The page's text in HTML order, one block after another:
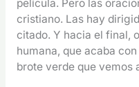
película. Pero las
cristiano. Las hay
citado. Y hacia el final,
humana, que acaba
brote verde que vemos